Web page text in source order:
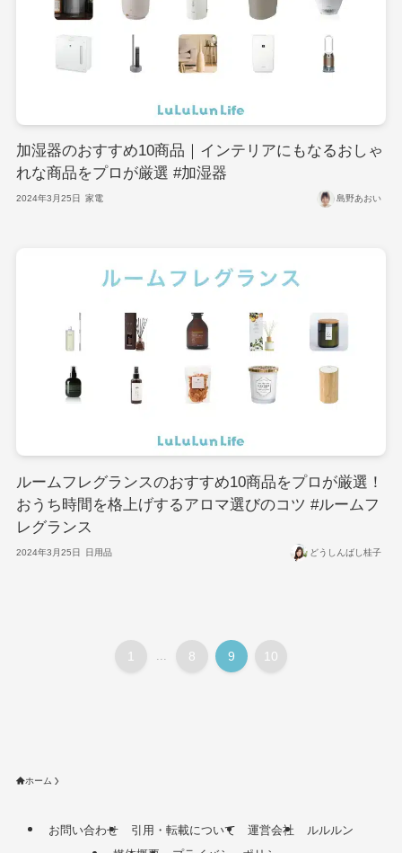
加湿器のおすすめ10商品｜インテリアにもなるおしゃ
れな商品をプロが厳選 #加湿器
2024年3月25日 家電 島野あおい
ルームフレグランスのおすすめ10商品をプロが厳選！
おうち時間を格上げするアロマ選びのコツ #ルームフ
レグランス
2024年3月25日 日用品 どうしんばし桂子
1 ... 8 9 10
ホーム
お問い合わせ 引用・転載について 運営会社
ルルルン